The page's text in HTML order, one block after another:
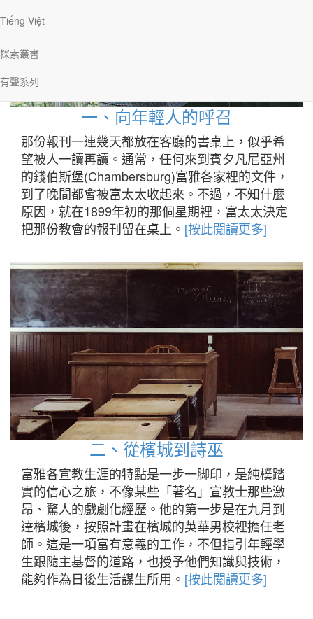
Tiếng Việt
探索叢書
有聲系列
一、向年輕人的呼召
那份報刊一連幾天都放在客廳的書桌上，似乎希
望被人一讀再讀。通常，任何來到賓夕凡尼亞州
的錢伯斯堡(Chambersburg)富雅各家裡的文件，
到了晚間都會被富太太收起來。不過，不知什麼
原因，就在1899年初的那個星期裡，富太太決定
把那份教會的報刊留在桌上。 [按此閱讀更多]
二、從檳城到詩巫
富雅各宣教生涯的特點是一步一脚印，是純樸踏
實的信心之旅，不像某些「著名」宣教士那些激
昂、驚人的戲劇化經歷。他的第一步是在九月到
達檳城後，按照計畫在檳城的英華男校裡擔任老
師。這是一項富有意義的工作，不但指引年輕學
生跟隨主基督的道路，也授予他們知識與技術，
能夠作為日後生活謀生所用。 [按此閱讀更多]